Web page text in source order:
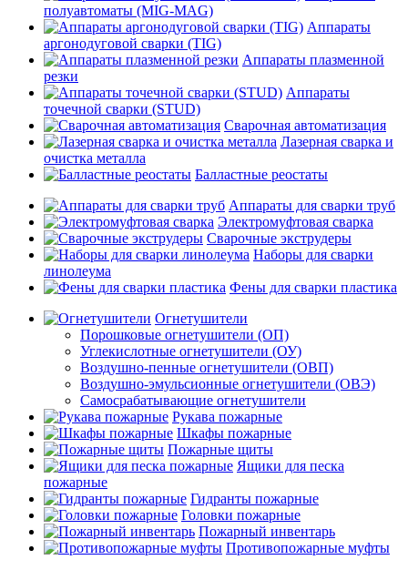
полуавтоматы (MIG-MAG)
Аппараты
аргонодуговой сварки (TIG)
Аппараты плазменной
резки
Аппараты
точечной сварки (STUD)
Сварочная автоматизация
Лазерная сварка и
очистка металла
Балластные реостаты
Аппараты для сварки труб
Электромуфтовая сварка
Сварочные экструдеры
Наборы для сварки
линолеума
Фены для сварки пластика
Огнетушители
Порошковые огнетушители (ОП)
Углекислотные огнетушители (ОУ)
Воздушно-пенные огнетушители (ОВП)
Воздушно-эмульсионные огнетушители (ОВЭ)
Самосрабатывающие огнетушители
Рукава пожарные
Шкафы пожарные
Пожарные щиты
Ящики для песка
пожарные
Гидранты пожарные
Головки пожарные
Пожарный инвентарь
Противопожарные муфты